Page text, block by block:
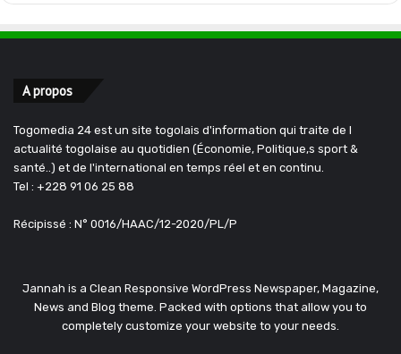
A propos
Togomedia 24 est un site togolais d'information qui traite de l
actualité togolaise au quotidien (Économie, Politique,s sport &
santé..) et de l'international en temps réel et en continu.
Tel : +228 91 06 25 88
Récipissé : N° 0016/HAAC/12-2020/PL/P
Jannah is a Clean Responsive WordPress Newspaper, Magazine,
News and Blog theme. Packed with options that allow you to
completely customize your website to your needs.